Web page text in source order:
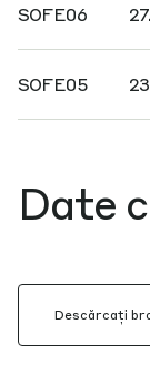
SOFE06
SOFE05
Date
Descărcați